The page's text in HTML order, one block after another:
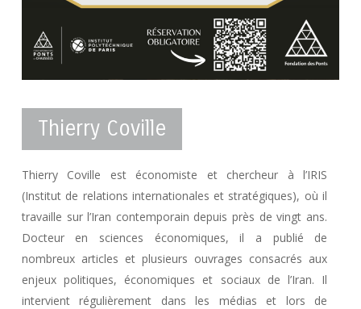
Thierry Coville
Thierry Coville est économiste et chercheur à l’IRIS
(Institut de relations internationales et stratégiques), où il
travaille sur l’Iran contemporain depuis près de vingt ans.
Docteur en sciences économiques, il a publié de
nombreux articles et plusieurs ouvrages consacrés aux
enjeux politiques, économiques et sociaux de l’Iran. Il
intervient régulièrement dans les médias et lors de